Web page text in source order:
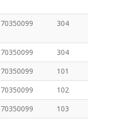
70350099 304
70350099
304
70350099
101
70350099
102
70350099 103